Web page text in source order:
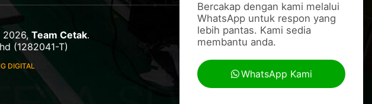
2026, Team Cetak.
(1282041-T)
DIGITAL
Pertanyaan
Bercakap dengan kami melalui
WhatsApp untuk respon yang
lebih pantas. Kami sedia
membantu anda.
WhatsApp Kami